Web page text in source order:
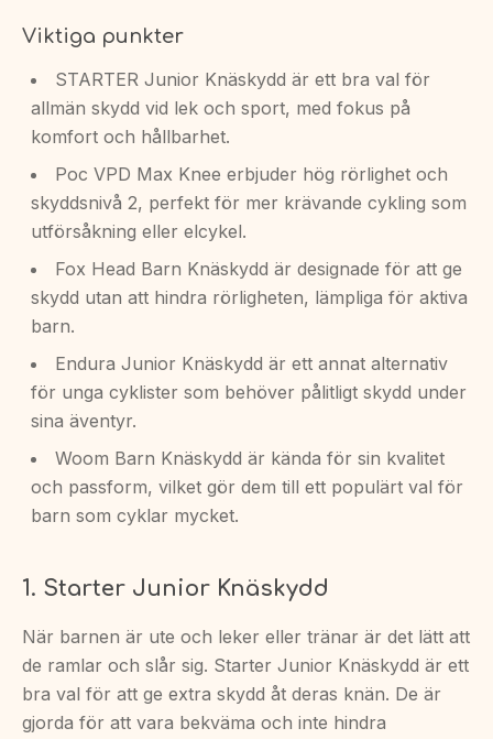
Viktiga punkter
STARTER Junior Knäskydd är ett bra val för
allmän skydd vid lek och sport, med fokus på
komfort och hållbarhet.
Poc VPD Max Knee erbjuder hög rörlighet och
skyddsnivå 2, perfekt för mer krävande cykling som
utförsåkning eller elcykel.
Fox Head Barn Knäskydd är designade för att ge
skydd utan att hindra rörligheten, lämpliga för aktiva
barn.
Endura Junior Knäskydd är ett annat alternativ
för unga cyklister som behöver pålitligt skydd under
sina äventyr.
Woom Barn Knäskydd är kända för sin kvalitet
och passform, vilket gör dem till ett populärt val för
barn som cyklar mycket.
1. Starter Junior Knäskydd
När barnen är ute och leker eller tränar är det lätt att
de ramlar och slår sig. Starter Junior Knäskydd är ett
bra val för att ge extra skydd åt deras knän. De är
gjorda för att vara bekväma och inte hindra